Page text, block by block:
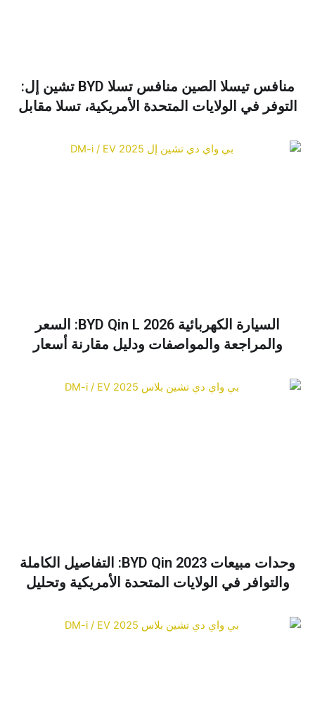
منافس تيسلا الصين منافس تسلا BYD تشين إل:
في الولايات المتحدة الأمريكية، تسلا مقابل
السيارة الكهربائية BYD Qin L 2026: السعر
والمراجعة والمواصفات ودليل مقارنة أسعار
وحدات مبيعات BYD Qin 2023: التفاصيل الكاملة
والتوافر في الولايات المتحدة الأمريكية وتحليل